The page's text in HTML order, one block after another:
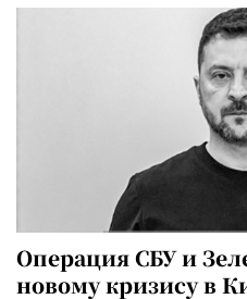
Операция СБУ и
новому кризису в